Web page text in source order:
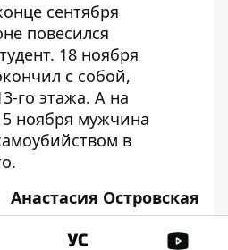
сентября
повесился
18 ноября
с собой,
го этажа. А на
ноября мужчина
в
Анастасия Островская